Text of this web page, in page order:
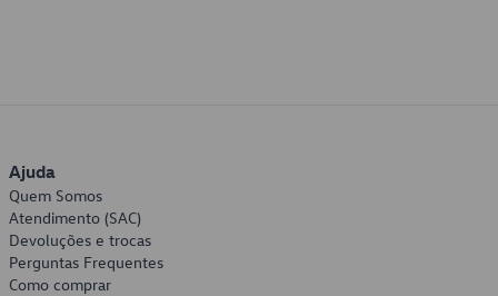
Ajuda
Quem Somos
Atendimento (SAC)
Devoluções e trocas
Perguntas Frequentes
Como comprar